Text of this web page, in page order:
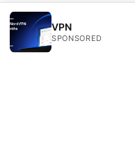
VPN
SPONSORED